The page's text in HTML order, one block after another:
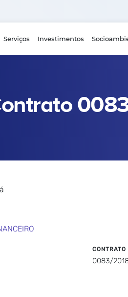
Serviços Investimentos
CONTRATO
0083/